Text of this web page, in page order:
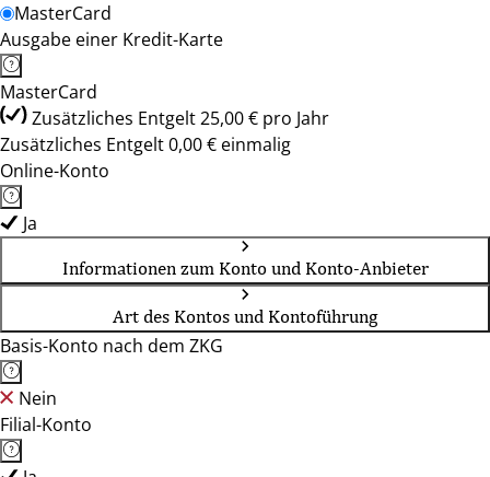
MasterCard
Ausgabe einer Kredit-Karte
MasterCard
Zusätzliches Entgelt 25,00 € pro Jahr
Zusätzliches Entgelt 0,00 € einmalig
Online-Konto
Ja
Informationen zum Konto und Konto-Anbieter
Art des Kontos und Kontoführung
Basis-Konto nach dem ZKG
Nein
Filial-Konto